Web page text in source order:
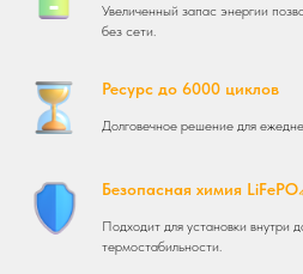
Увеличенный запас энергии
без сети.
Ресурс до 6000 циклов
Долговечное решение для
Безопасная химия
Подходит для установки внутри
термостабильности.